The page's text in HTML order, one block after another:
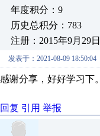
年度积分：9
历史总积分：783
注册：2015年9月29日
发表于：2021-08-09 18:50:04
感谢分享，好好学习下。
回复 引用 举报